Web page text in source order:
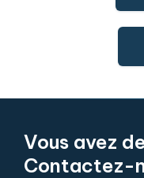
Vous avez
Contactez-